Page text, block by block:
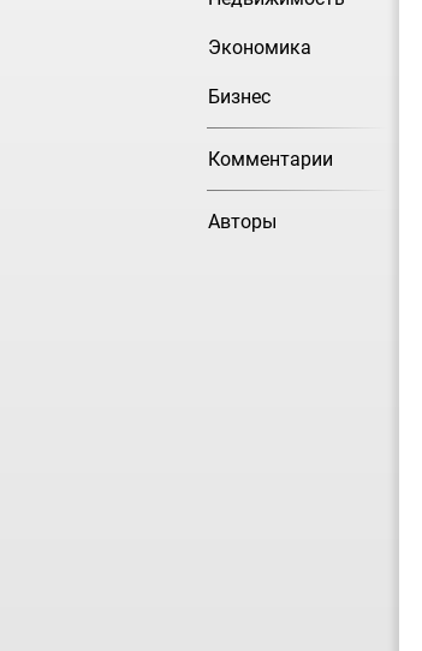
Экономика
Бизнес
Комментарии
Авторы